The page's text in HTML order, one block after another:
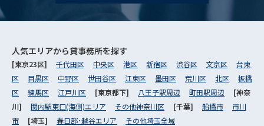
人気エリアから貸事務所を探す
[東京23区] 千代田区 中央区 港区 新宿区 渋谷区 文京区
台東
区
目黒区 中野区 世田谷区 江東区 墨田区 荒川区 北区
板橋
区
練馬区 江戸川区 [東京都下] 八王子駅周辺 町田駅周辺
[神奈
川] 関内駅東口(海側)エリア その他神奈川区 [千葉] 船橋市
市川
市
[埼玉] 春日部･越谷エリア その他埼玉全域